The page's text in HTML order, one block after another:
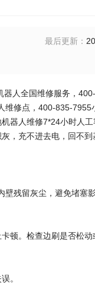
最后更新 ：
人全国维修服务，
修点，400-835-
器人维修7*24小时人工
，充不进去电，回不
残留灰尘，避免堵塞
顿。检查边刷是否松
。